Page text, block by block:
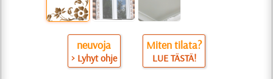
neuvoja
> Lyhyt ohje
Miten tilata?
LUE TÄSTÄ!